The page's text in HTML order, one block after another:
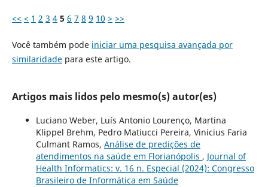
<< < 1 2 3 4 5 6 7 8 9 10 > >>
Você também pode iniciar uma pesquisa avançada por
similaridadepara este artigo.
Artigos mais lidos pelo mesmo(s) autor(es)
Luciano Weber, Luís Antonio Lourenço, Martina
Klippel Brehm, Pedro Matiucci Pereira, Vinicius Faria
Culmant Ramos, Análise de predições de
atendimentos na saúde em Florianópolis , Journal of
Health Informatics: v. 16 n. Especial (2024): Congresso
Brasileiro de Informática em Saúde